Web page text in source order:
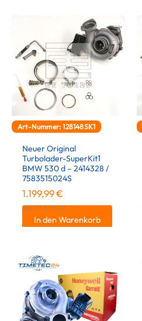
Art-Nummer: 128148SK1
Neuer Original
Turbolader-SuperKit1
BMW 530 d – 2414328 /
7583515024S
1.199,99€
inkl. 19 % MwSt.
In den Warenkorb